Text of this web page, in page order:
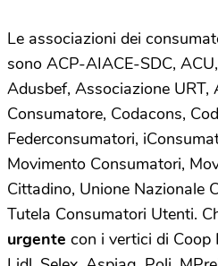
Le associazioni dei
sono ACP-AIACE-SDC,
Adusbef, Associazione URT,
Consumatore, Codacons,
Federconsumatori,
Movimento Consumatori,
Cittadino, Unione Nazionale
Tutela Consumatori Utenti.
urgente con i vertici di Coop